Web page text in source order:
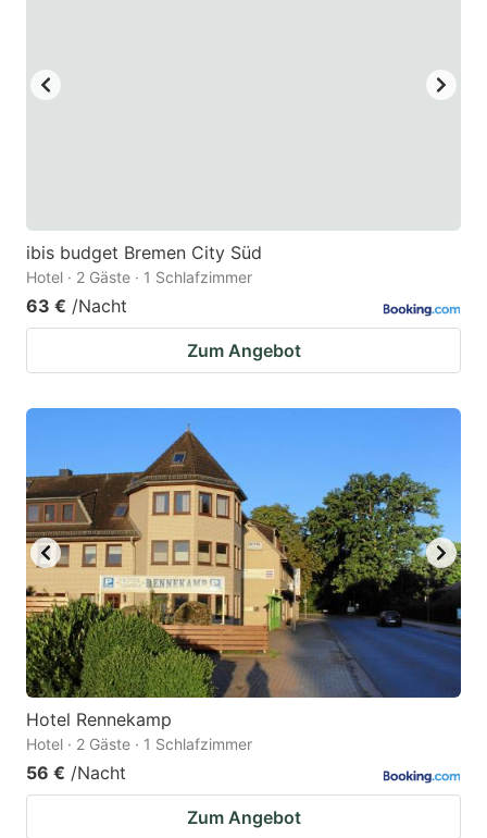
ibis budget Bremen City Süd
Hotel · 2 Gäste · 1 Schlafzimmer
63 € /Nacht
Zum Angebot
Hotel Rennekamp
Hotel · 2 Gäste · 1 Schlafzimmer
56 € /Nacht
Zum Angebot